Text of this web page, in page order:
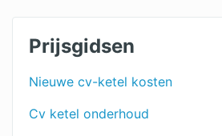
Prijsgidsen
Nieuwe cv-ketel kosten
Cv ketel onderhoud